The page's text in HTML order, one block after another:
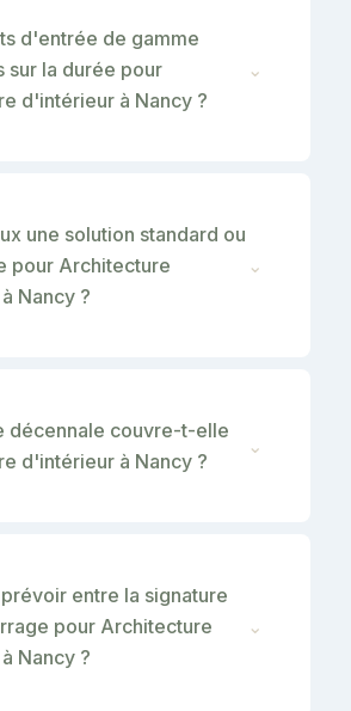
d'entrée de gamme
sur la durée pour
d'intérieur à Nancy ?
⌄
une solution standard ou
pour Architecture
Nancy ?
⌄
décennale couvre-t-elle
d'intérieur à Nancy ?
⌄
entre la signature
pour Architecture
Nancy ?
⌄